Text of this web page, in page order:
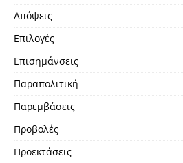
Απόψεις
Επιλογές
Επισημάνσεις
Παραπολιτική
Παρεμβάσεις
Προβολές
Προεκτάσεις